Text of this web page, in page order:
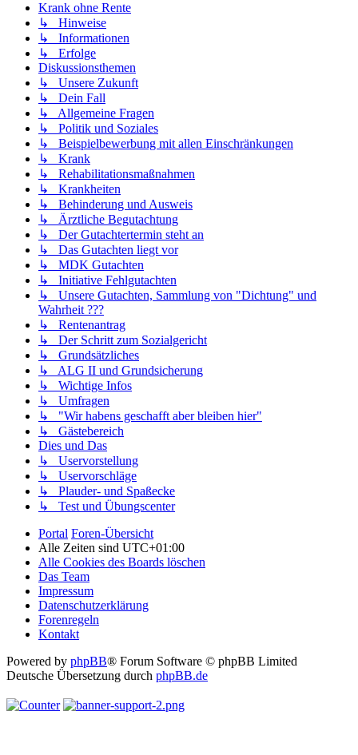
Krank ohne Rente
↳ Hinweise
↳ Informationen
↳ Erfolge
Diskussionsthemen
↳ Unsere Zukunft
↳ Dein Fall
↳ Allgemeine Fragen
↳ Politik und Soziales
↳ Beispielbewerbung mit allen Einschränkungen
↳ Krank
↳ Rehabilitationsmaßnahmen
↳ Krankheiten
↳ Behinderung und Ausweis
↳ Ärztliche Begutachtung
↳ Der Gutachtertermin steht an
↳ Das Gutachten liegt vor
↳ MDK Gutachten
↳ Initiative Fehlgutachten
↳ Unsere Gutachten, Sammlung von "Dichtung" und
Wahrheit ???
↳ Rentenantrag
↳ Der Schritt zum Sozialgericht
↳ Grundsätzliches
↳ ALG II und Grundsicherung
↳ Wichtige Infos
↳ Umfragen
↳ "Wir habens geschafft aber bleiben hier"
↳ Gästebereich
Dies und Das
↳ Uservorstellung
↳ Uservorschläge
↳ Plauder- und Spaßecke
↳ Test und Übungscenter
Portal Foren-Übersicht
Alle Zeiten sind UTC+01:00
Alle Cookies des Boards löschen
Das Team
Impressum
Datenschutzerklärung
Forenregeln
Kontakt
Powered by phpBB® Forum Software © phpBB Limited
Deutsche Übersetzung durch phpBB.de